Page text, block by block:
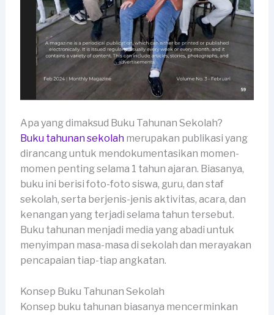
Apa yang dimaksud Buku Tahunan Sekolah?
Buku tahunan sekolahmerupakan publikasi yang
dirancang untuk mendokumentasikan momen-
momen penting selama 1 tahun ajaran. Biasanya,
buku ini berisi foto-foto siswa, guru, dan staf
sekolah, serta berjenis-jenis aktivitas, acara, dan
kenangan yang terjadi selama tahun tersebut.
Buku tahunan menjadi media yang abadi untuk
menyimpan masa-masa di sekolah dan merayakan
pencapaian tiap-tiap angkatan.
Konsep Buku Tahunan Sekolah
Konsep buku tahunan biasanya mencerminkan